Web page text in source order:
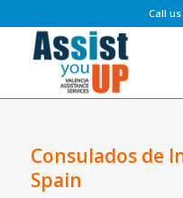
Call us
Consulados de
Spain